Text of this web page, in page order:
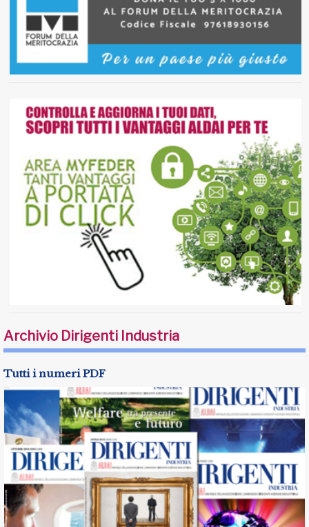
Archivio Dirigenti Industria
Tutti i numeri PDF